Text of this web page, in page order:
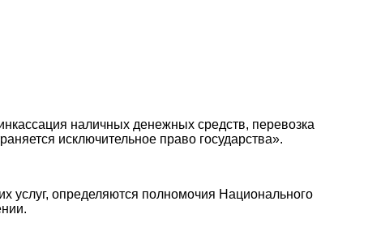
наличных денежных средств, перевозка
исключительное право государства».
услуг, определяются полномочия Национального